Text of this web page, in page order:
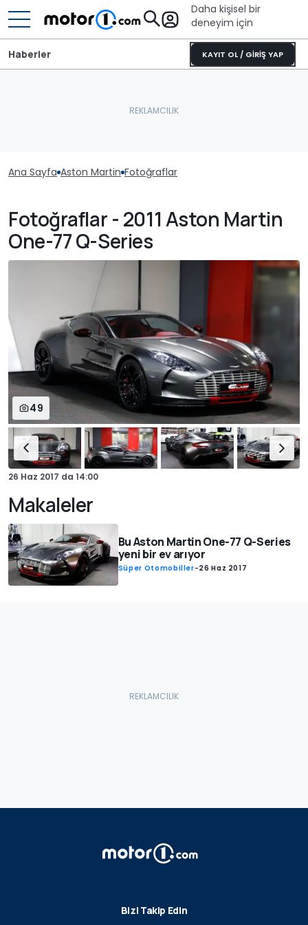
Daha kişisel bir
deneyim için
KAYIT OL / GİRİŞ YAP
Haberler
Ana Sayfa Aston Martin Fotoğraflar
Fotoğraflar - 2011 Aston Martin
One-77 Q-Series
49
26 Haz 2017 da 14:00
Makaleler
Bu Aston Martin One-77 Q-Series
yeni bir ev arıyor
Süper Otomobiller-26 Haz 2017
Bizi Takip Edin